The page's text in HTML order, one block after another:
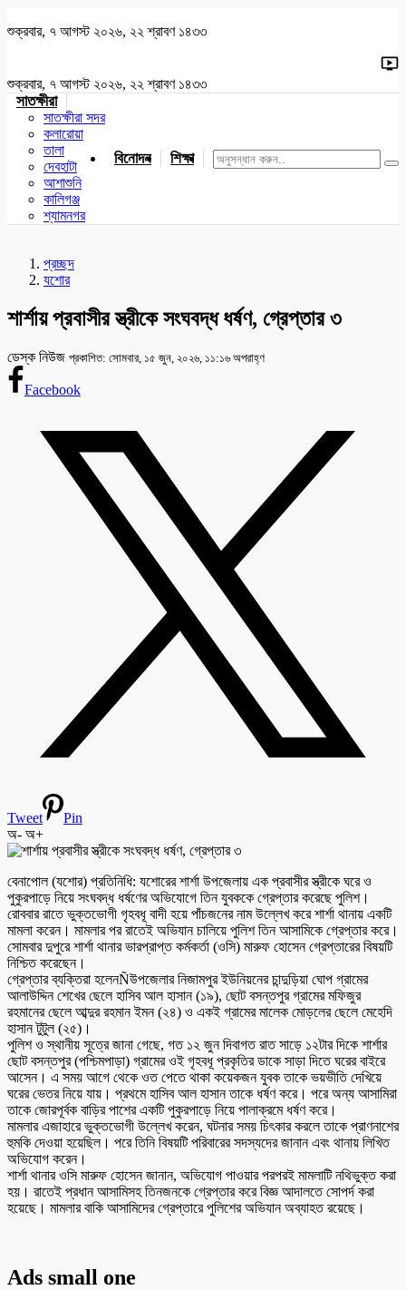
শুক্রবার, ৭ আগস্ট ২০২৬, ২২ শ্রাবণ ১৪৩৩
শুক্রবার, ৭ আগস্ট ২০২৬, ২২ শ্রাবণ ১৪৩৩
সাতক্ষীরা
সাতক্ষীরা সদর
কলারোয়া
তালা
দেবহাটা
আশাশুনি
কালিগঞ্জ
শ্যামনগর
বিনোদন শিক্ষা খেলাধুলা জাতীয় যশোর
প্রচ্ছদ
যশোর
শার্শায় প্রবাসীর স্ত্রীকে সংঘবদ্ধ ধর্ষণ, গ্রেপ্তার ৩
ডেস্ক নিউজ প্রকাশিত: সোমবার, ১৫ জুন, ২০২৬, ১১:১৬ অপরাহ্ণ
Facebook
Tweet
Pin
অ- অ+
বেনাপোল (যশোর) প্রতিনিধি: যশোরের শার্শা উপজেলায় এক প্রবাসীর স্ত্রীকে ঘরে ও
পুকুরপাড়ে নিয়ে সংঘবদ্ধ ধর্ষণের অভিযোগে তিন যুবককে গ্রেপ্তার করেছে পুলিশ।
রোববার রাতে ভুক্তভোগী গৃহবধূ বাদী হয়ে পাঁচজনের নাম উল্লেখ করে শার্শা থানায় একটি
মামলা করেন। মামলার পর রাতেই অভিযান চালিয়ে পুলিশ তিন আসামিকে গ্রেপ্তার করে।
সোমবার দুপুরে শার্শা থানার ভারপ্রাপ্ত কর্মকর্তা (ওসি) মারুফ হোসেন গ্রেপ্তারের বিষয়টি
নিশ্চিত করেছেন।
গ্রেপ্তার ব্যক্তিরা হলেনÑউপজেলার নিজামপুর ইউনিয়নের চান্দুড়িয়া ঘোপ গ্রামের
আলাউদ্দিন শেখের ছেলে হাসিব আল হাসান (১৯), ছোট বসন্তপুর গ্রামের মফিজুর
রহমানের ছেলে আব্দুর রহমান ইমন (২৪) ও একই গ্রামের মালেক মোড়লের ছেলে মেহেদি
হাসান টুটুল (২৫)।
পুলিশ ও স্থানীয় সূত্রে জানা গেছে, গত ১২ জুন দিবাগত রাত সাড়ে ১২টার দিকে শার্শার
ছোট বসন্তপুর (পশ্চিমপাড়া) গ্রামের ওই গৃহবধূ প্রকৃতির ডাকে সাড়া দিতে ঘরের বাইরে
আসেন। এ সময় আগে থেকে ওত পেতে থাকা কয়েকজন যুবক তাকে ভয়ভীতি দেখিয়ে
ঘরের ভেতর নিয়ে যায়। প্রথমে হাসিব আল হাসান তাকে ধর্ষণ করে। পরে অন্য আসামিরা
তাকে জোরপূর্বক বাড়ির পাশের একটি পুকুরপাড়ে নিয়ে পালাক্রমে ধর্ষণ করে।
মামলার এজাহারে ভুক্তভোগী উল্লেখ করেন, ঘটনার সময় চিৎকার করলে তাকে প্রাণনাশের
হুমকি দেওয়া হয়েছিল। পরে তিনি বিষয়টি পরিবারের সদস্যদের জানান এবং থানায় লিখিত
অভিযোগ করেন।
শার্শা থানার ওসি মারুফ হোসেন জানান, অভিযোগ পাওয়ার পরপরই মামলাটি নথিভুক্ত করা
হয়। রাতেই প্রধান আসামিসহ তিনজনকে গ্রেপ্তার করে বিজ্ঞ আদালতে সোপর্দ করা
হয়েছে। মামলার বাকি আসামিদের গ্রেপ্তারে পুলিশের অভিযান অব্যাহত রয়েছে।
Ads small one